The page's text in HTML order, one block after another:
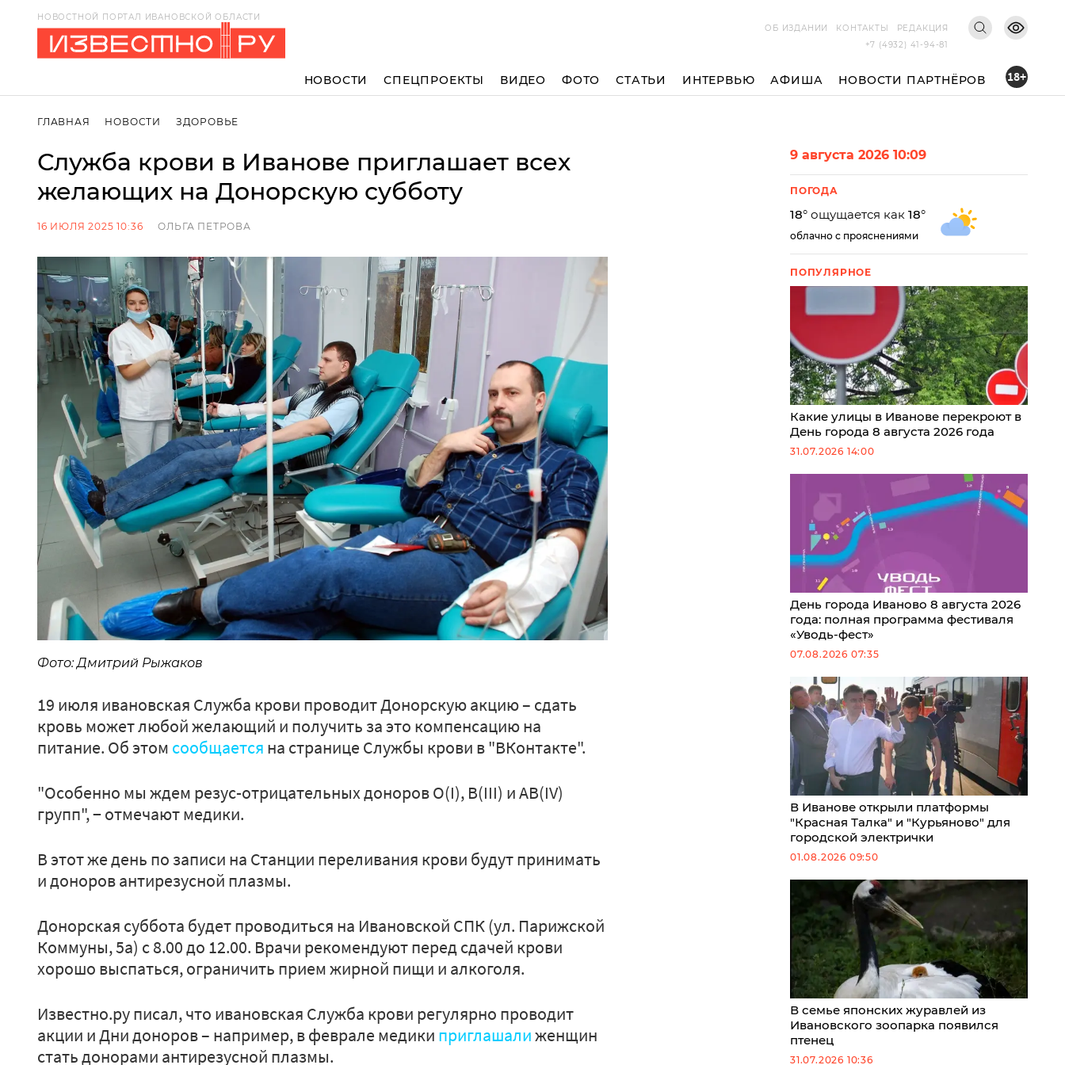
НОВОСТНОЙ ПОРТАЛ ИВАНОВСКОЙ ОБЛАСТИ
ОБ ИЗДАНИИ
КОНТАКТЫ
РЕДАКЦИЯ
+7 (4932) 41-94-81
НОВОСТИ СПЕЦПРОЕКТЫ ВИДЕО ФОТО СТАТЬИ ИНТЕРВЬЮ АФИША НОВОСТИ ПАРТНЁРОВ 18+
ГЛАВНАЯ НОВОСТИ ЗДОРОВЬЕ
Служба крови в Иванове приглашает всех
желающих на Донорскую субботу
16 ИЮЛЯ 2025 10:36 ОЛЬГА ПЕТРОВА
Фото: Дмитрий Рыжаков
19 июля ивановская Служба крови проводит Донорскую акцию – сдать
кровь может любой желающий и получить за это компенсацию на
питание. Об этом сообщается на странице Службы крови в "ВКонтакте".
"Особенно мы ждем резус-отрицательных доноров О(I), В(III) и АВ(IV)
групп", − отмечают медики.
В этот же день по записи на Станции переливания крови будут принимать
и доноров антирезусной плазмы.
Донорская суббота будет проводиться на Ивановской СПК (ул. Парижской
Коммуны, 5а) с 8.00 до 12.00. Врачи рекомендуют перед сдачей крови
хорошо выспаться, ограничить прием жирной пищи и алкоголя.
Известно.ру писал, что ивановская Служба крови регулярно проводит
акции и Дни доноров – например, в феврале медики приглашалиженщин
стать донорами антирезусной плазмы.
9 августа 2026 10:09
ПОГОДА
18° ощущается как 18°
облачно с прояснениями
ПОПУЛЯРНОЕ
Какие улицы в Иванове перекроют в
День города 8 августа 2026 года
31.07.2026 14:00
День города Иваново 8 августа 2026
года: полная программа фестиваля
«Уводь-фест»
07.08.2026 07:35
В Иванове открыли платформы
"Красная Талка" и "Курьяново" для
городской электрички
01.08.2026 09:50
В семье японских журавлей из
Ивановского зоопарка появился
птенец
31.07.2026 10:36